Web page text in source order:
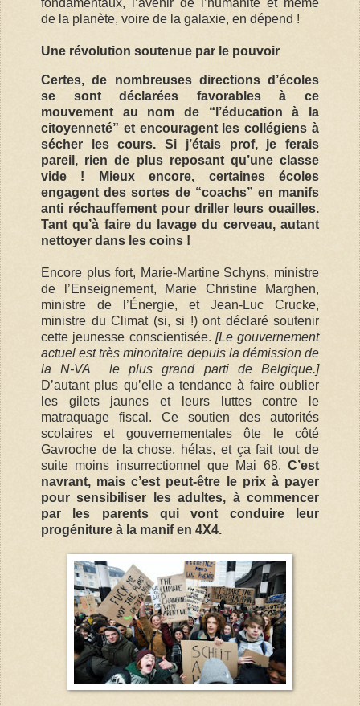
de la planète, voire de la galaxie, en dépend !
Une révolution soutenue par le pouvoir
Certes, de nombreuses directions d’écoles
se sont déclarées favorables à ce
mouvement au nom de “l’éducation à la
citoyenneté” et encouragent les collégiens à
sécher les cours. Si j’étais prof, je ferais
pareil, rien de plus reposant qu’une classe
vide !
Mieux encore, certaines écoles
engagent des sortes de “coachs” en manifs
anti réchauffement pour driller leurs ouailles.
Tant qu’à faire du lavage du cerveau, autant
nettoyer dans les coins !
Encore plus fort, Marie-Martine Schyns, ministre
de l’Enseignement, Marie Christine Marghen,
ministre de l’Énergie, et Jean-Luc Crucke,
ministre du Climat (si, si !) ont déclaré soutenir
cette jeunesse conscientisée. [Le gouvernement
actuel est très minoritaire depuis la démission de
la N-VA le plus grand parti de Belgique.]
D’autant plus qu’elle a tendance à faire oublier
les gilets jaunes et leurs luttes contre le
matraquage fiscal. Ce soutien des autorités
scolaires et gouvernementales ôte le côté
Gavroche de la chose, hélas, et ça fait tout de
suite moins insurrectionnel que Mai 68. C’est
navrant, mais c’est peut-être le prix à payer
pour sensibiliser les adultes, à commencer
par les parents qui vont conduire leur
progéniture à la manif en 4X4.